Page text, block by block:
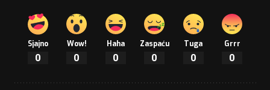
Sjajno
0
Wow!
0
Haha
0
Zaspaću
0
Tuga
0
Grrr
0